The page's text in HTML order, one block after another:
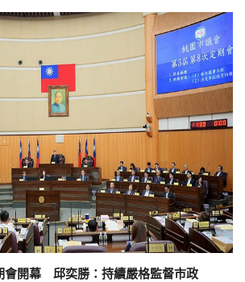
會開幕 邱奕勝：持續嚴格監督市政